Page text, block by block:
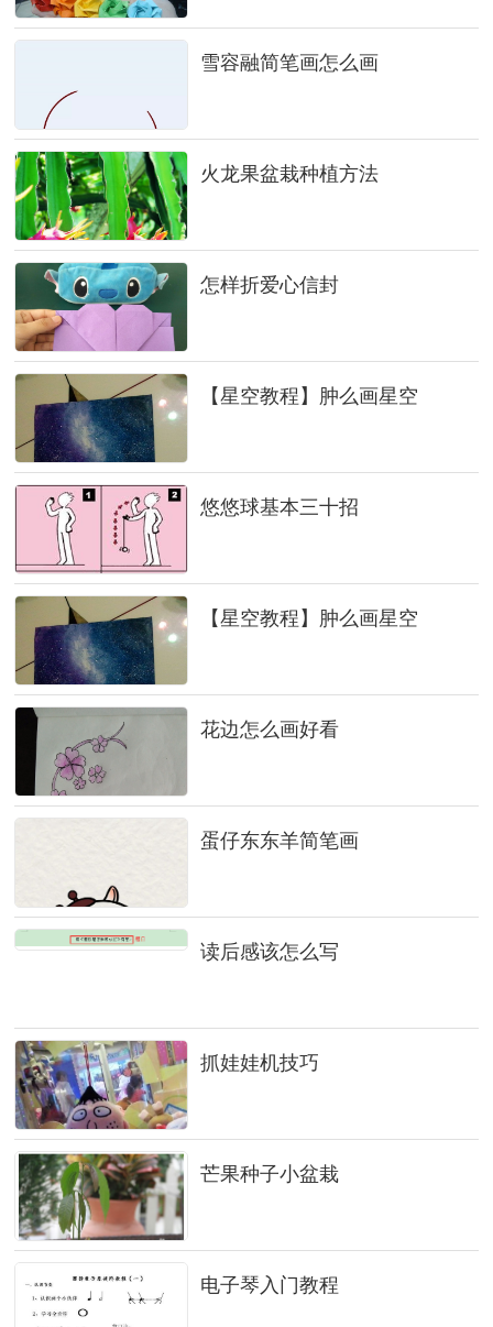
雪容融简笔画怎么画
火龙果盆栽种植方法
怎样折爱心信封
【星空教程】肿么画星空
悠悠球基本三十招
【星空教程】肿么画星空
花边怎么画好看
蛋仔东东羊简笔画
读后感该怎么写
抓娃娃机技巧
芒果种子小盆栽
电子琴入门教程